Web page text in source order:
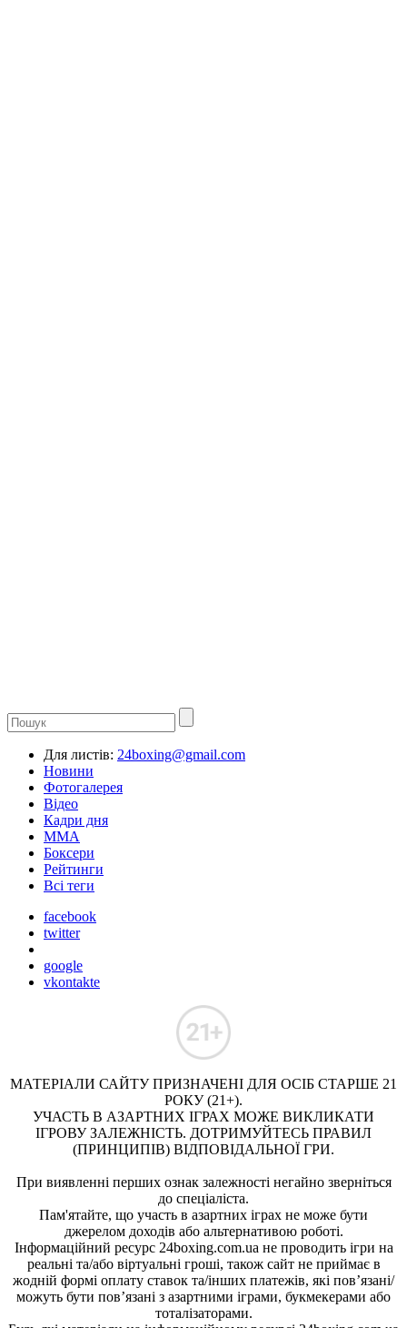
Для листів: 24boxing@gmail.com
Новини
Фотогалерея
Відео
Кадри дня
ММА
Боксери
Рейтинги
Всі теги
facebook
twitter
google
vkontakte
МАТЕРІАЛИ САЙТУ ПРИЗНАЧЕНІ ДЛЯ ОСІБ СТАРШЕ 21
РОКУ (21+).
УЧАСТЬ В АЗАРТНИХ ІГРАХ МОЖЕ ВИКЛИКАТИ
ІГРОВУ ЗАЛЕЖНІСТЬ. ДОТРИМУЙТЕСЬ ПРАВИЛ
(ПРИНЦИПІВ) ВІДПОВІДАЛЬНОЇ ГРИ.
При виявленні перших ознак залежності негайно зверніться
до спеціаліста.
Пам'ятайте, що участь в азартних іграх не може бути
джерелом доходів або альтернативою роботі.
Інформаційний ресурс 24boxing.com.ua не проводить ігри на
реальні та/або віртуальні гроші, також сайт не приймає в
жодній формі оплату ставок та/інших платежів, які пов’язані/
можуть бути пов’язані з азартними іграми, букмекерами або
тоталізаторами.